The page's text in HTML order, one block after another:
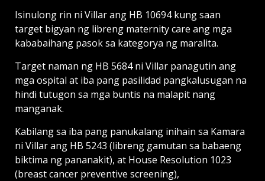
Isinulong rin ni Villar ang HB 10694 kung saan
target bigyan ng libreng maternity care ang mga
kababaihang pasok sa kategorya ng maralita.
Target naman ng HB 5684 ni Villar panagutin ang
mga ospital at iba pang pasilidad pangkalusugan na
hindi tutugon sa mga buntis na malapit nang
manganak.
Kabilang sa iba pang panukalang inihain sa Kamara
ni Villar ang HB 5243 (libreng gamutan sa babaeng
biktima ng pananakit), at House Resolution 1023
(breast cancer preventive screening),